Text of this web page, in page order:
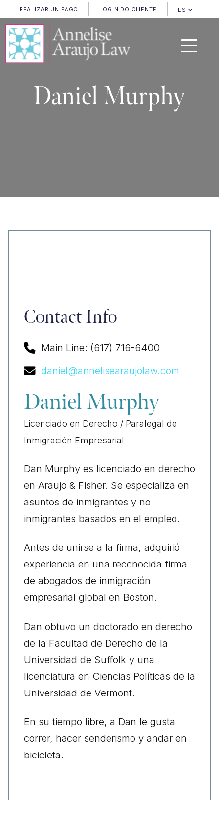
REALIZAR UN PAGO LOGIN DO CLIENTE ES
Daniel Murphy
Contact Info
Main Line: (617) 716-6400
daniel@annelisearaujolaw.com
Daniel Murphy
Licenciado en Derecho / Paralegal de
Inmigración Empresarial
Dan Murphy es licenciado en derecho
en Araujo & Fisher. Se especializa en
asuntos de inmigrantes y no
inmigrantes basados ​​en el empleo.
Antes de unirse a la firma, adquirió
experiencia en una reconocida firma
de abogados de inmigración
empresarial global en Boston.
Dan obtuvo un doctorado en derecho
de la Facultad de Derecho de la
Universidad de Suffolk y una
licenciatura en Ciencias Políticas de la
Universidad de Vermont.
En su tiempo libre, a Dan le gusta
correr, hacer senderismo y andar en
bicicleta.